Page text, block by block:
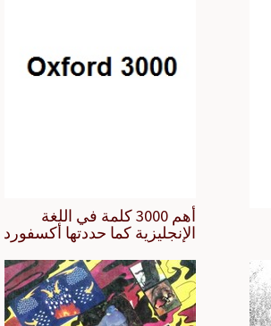
أهم 3000 كلمة في اللغة
الإنجليزية كما حددتها أكسفورد